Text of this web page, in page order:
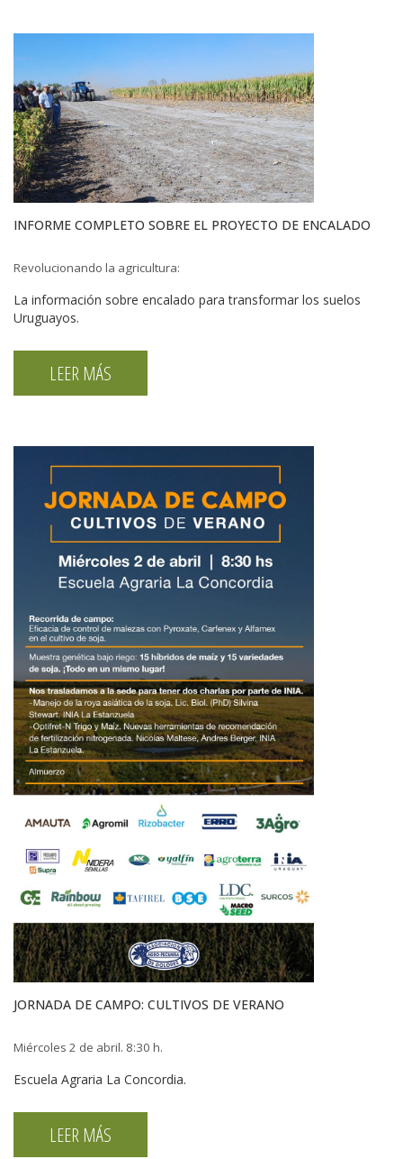
INFORME COMPLETO SOBRE EL PROYECTO DE ENCALADO
Revolucionando la agricultura:
La información sobre encalado para transformar los suelos
Uruguayos.
LEER MÁS
JORNADA DE CAMPO: CULTIVOS DE VERANO
Miércoles 2 de abril. 8:30 h.
Escuela Agraria La Concordia.
LEER MÁS